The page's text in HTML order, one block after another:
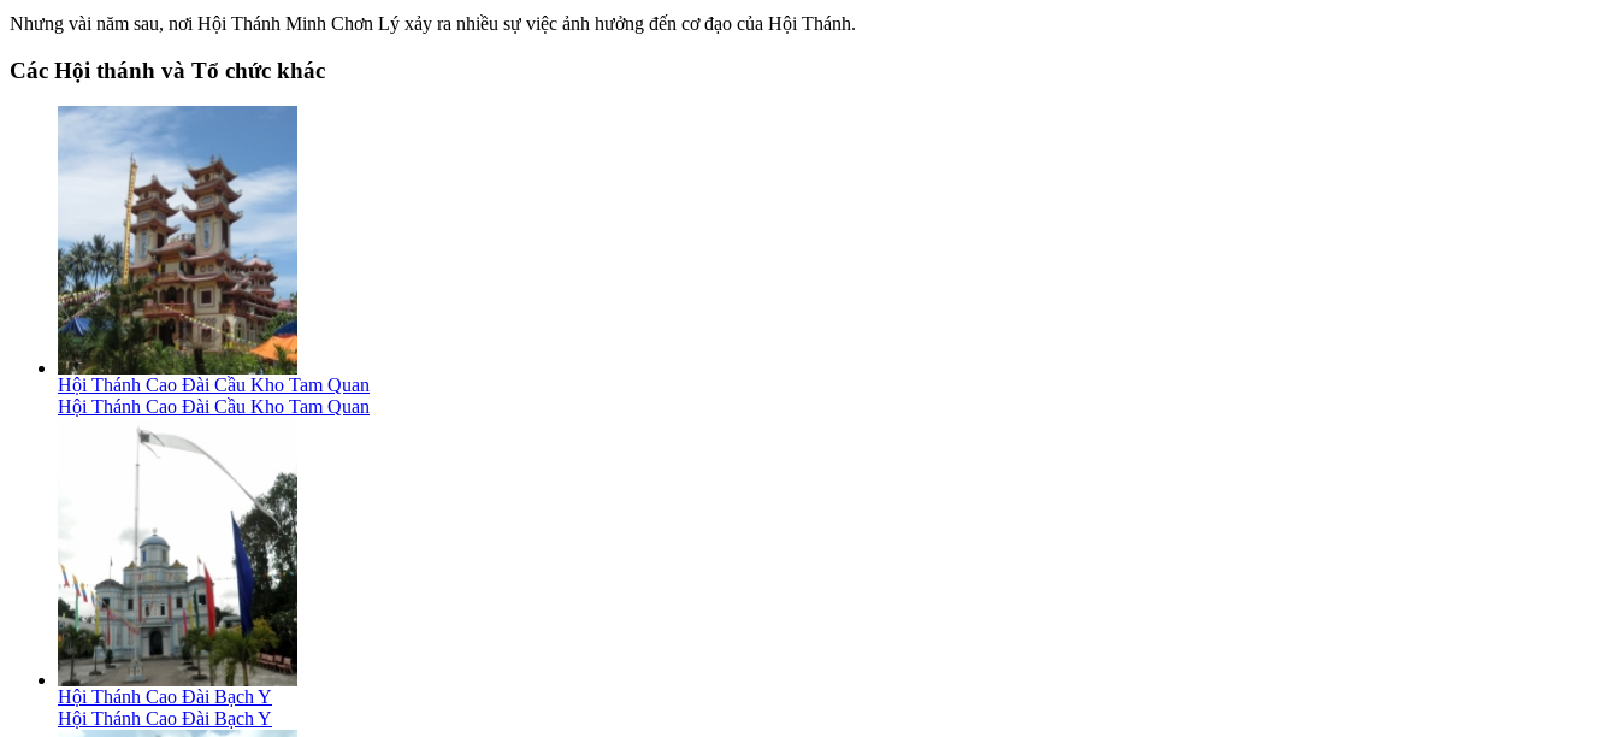
Nhưng vài năm sau, nơi Hội Thánh Minh Chơn Lý xảy ra nhiều sự việc ảnh hưởng đến cơ đạo của Hội Thánh.
Các Hội thánh và Tổ chức khác
Hội Thánh Cao Đài Cầu Kho Tam Quan
Hội Thánh Cao Đài Cầu Kho Tam Quan
Hội Thánh Cao Đài Bạch Y
Hội Thánh Cao Đài Bạch Y